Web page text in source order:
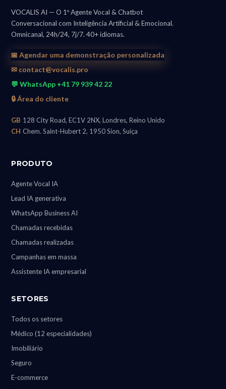
VOCALIS AI — O 1º Agente Vocal & Chatbot
Conversacional com Inteligência Artificial & Emocional.
Omnicanal, 24h/24, 7j/7. 40+ idiomas.
📅 Agendar uma demonstração personalizada
✉ contact@vocalis.pro
💬 WhatsApp +41 79 939 42 22
🔒 Área do cliente
GB 128 City Road, EC1V 2NX, Londres, Reino Unido
CH Chem. Saint-Hubert 2, 1950 Sion, Suíça
PRODUTO
Agente Vocal IA
Lead IA generativa
WhatsApp Business AI
Chamadas recebidas
Chamadas realizadas
Campanhas em massa
Assistente IA empresarial
SETORES
Todos os setores
Médico (12 especialidades)
Imobiliário
Seguro
E-commerce